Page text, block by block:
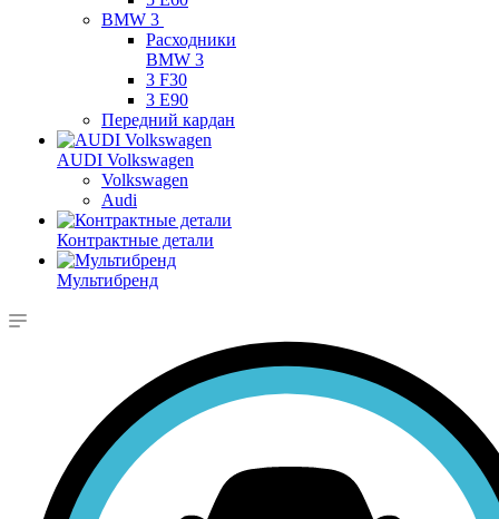
BMW 3
Расходники
BMW 3
3 F30
3 E90
Передний кардан
AUDI Volkswagen
Volkswagen
Audi
Контрактные детали
Мультибренд